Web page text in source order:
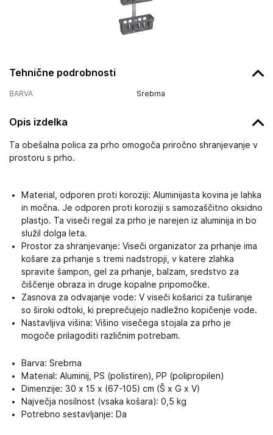
Tehnične podrobnosti
BARVA Srebrna
Opis izdelka
Ta obešalna polica za prho omogoča priročno shranjevanje v
prostoru s prho.
Material, odporen proti koroziji: Aluminijasta kovina je lahka
in močna. Je odporen proti koroziji s samozaščitno oksidno
plastjo. Ta viseči regal za prho je narejen iz aluminija in bo
služil dolga leta.
Prostor za shranjevanje: Viseči organizator za prhanje ima
košare za prhanje s tremi nadstropji, v katere zlahka
spravite šampon, gel za prhanje, balzam, sredstvo za
čiščenje obraza in druge kopalne pripomočke.
Zasnova za odvajanje vode: V viseči košarici za tuširanje
so široki odtoki, ki preprečujejo nadležno kopičenje vode.
Nastavljiva višina: Višino visečega stojala za prho je
mogoče prilagoditi različnim potrebam.
Barva: Srebrna
Material: Aluminij, PS (polistiren), PP (polipropilen)
Dimenzije: 30 x 15 x (67-105) cm (Š x G x V)
Največja nosilnost (vsaka košara): 0,5 kg
Potrebno sestavljanje: Da